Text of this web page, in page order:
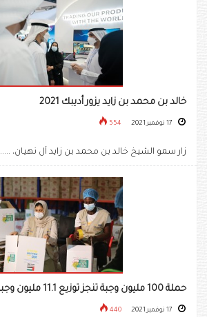
خالد بن محمد بن زايد يزور أديبك 2021
554
زار سمو الشيخ خالد بن محمد بن زايد آل نهيان، .....
حملة 100 مليون وجبة تنجز توزيع 11.1 مليون وجبة في غانا
440